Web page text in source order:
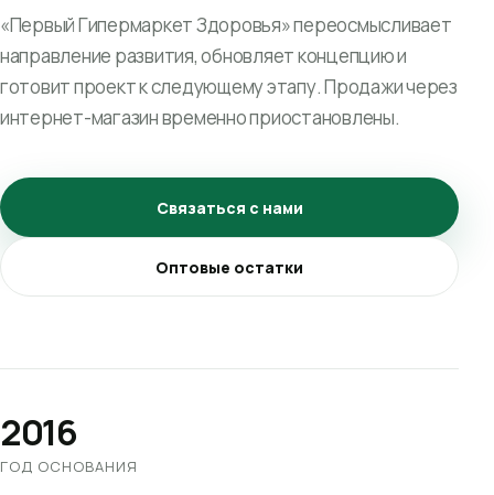
«Первый Гипермаркет Здоровья» переосмысливает
направление развития, обновляет концепцию и
готовит проект к следующему этапу. Продажи через
интернет-магазин временно приостановлены.
Связаться с нами
Оптовые остатки
2016
ГОД ОСНОВАНИЯ